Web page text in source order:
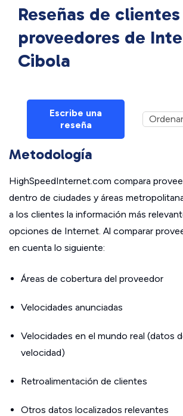
Reseñas de
proveedores de
Cibola
Escribe una
reseña
Metodología
HighSpeedInternet.com compara
dentro de ciudades y áreas
a los clientes la información más
opciones de Internet. Al comparar
en cuenta lo siguiente:
Áreas de cobertura del proveedor
Velocidades anunciadas
Velocidades en el mundo real (datos
velocidad)
Retroalimentación de clientes
Otros datos localizados relevantes